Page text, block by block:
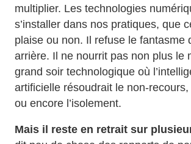
multiplier. Les technologies
s’installer dans nos pratiques, que
plaise ou non. Il refuse le fantasme
arrière. Il ne nourrit pas non plus le
grand soir technologique où
artificielle résoudrait le
ou encore l’isolement.
Mais il reste en retrait sur